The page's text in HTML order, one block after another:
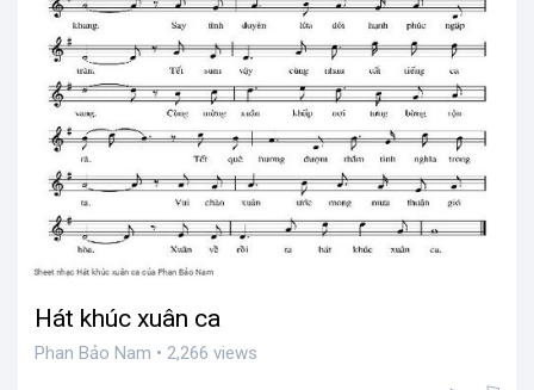
Hát khúc xuân ca
Phan Bảo Nam • 2,266 views